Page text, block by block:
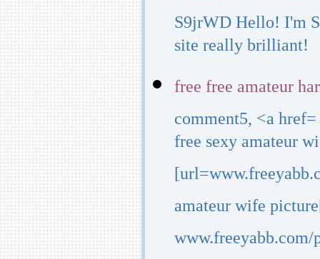
S9jrWD Hello! I'm
site really brilliant!
free free amateur
comment5, <a
free sexy amateur
amateur wife